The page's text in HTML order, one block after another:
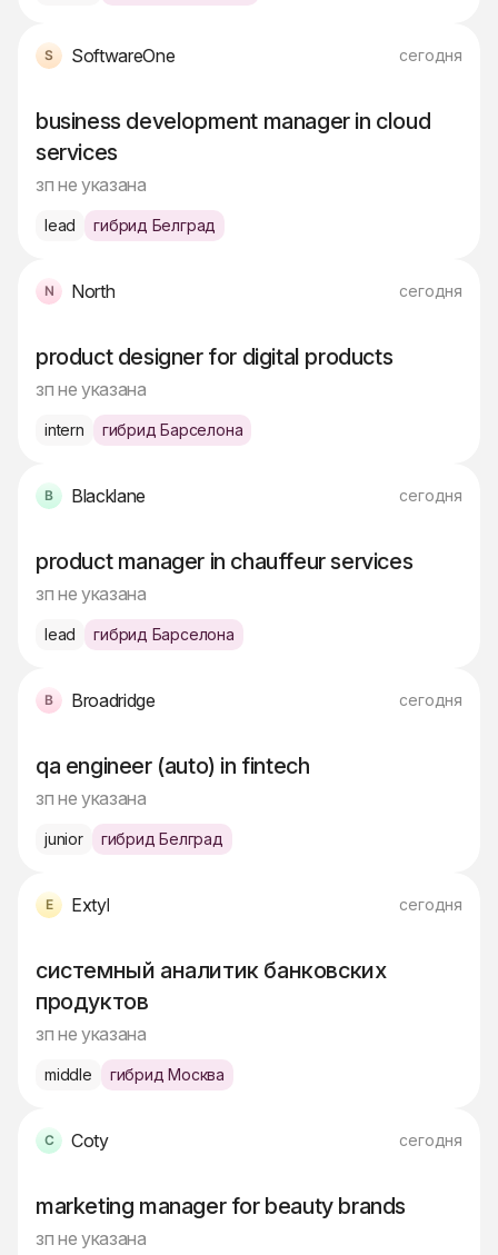
SoftwareOne сегодня
business development manager in cloud
services
зп не указана
lead гибрид Белград
North сегодня
product designer for digital products
зп не указана
intern гибрид Барселона
Blacklane сегодня
product manager in chauffeur services
зп не указана
lead гибрид Барселона
Broadridge сегодня
qa engineer (auto) in fintech
зп не указана
junior гибрид Белград
Extyl сегодня
системный аналитик банковских
продуктов
зп не указана
middle гибрид Москва
Coty сегодня
marketing manager for beauty brands
зп не указана